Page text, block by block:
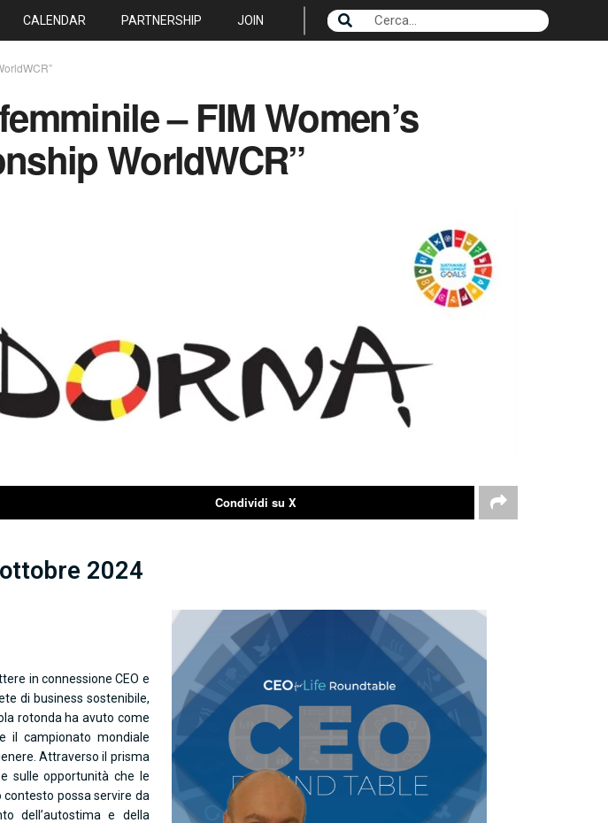
CALENDAR PARTNERSHIP JOIN
– FIM Women’s
WorldWCR”
Condividi su X
ottobre 2024
in connessione CEO e
di business sostenibile,
rotonda ha avuto come
il campionato mondiale
Attraverso il prisma
sulle opportunità che le
possa servire da
dell’autostima e della